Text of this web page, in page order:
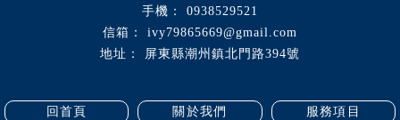
0938529521
ivy79865669@gmail.com
屏東縣潮州鎮北門路394號
回首頁 關於我們 服務項目